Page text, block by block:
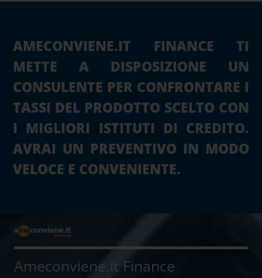
AMECONVIENE.IT FINANCE TI
METTE A DISPOSIZIONE UN
CONSULENTE PER CONFRONTARE I
TASSI DEL PRODOTTO SCELTO CON
I MIGLIORI ISTITUTI DI CREDITO.
AVRAI UN PREVENTIVO IN MODO
VELOCE E CONVENIENTE.
Ameconviene.it Finance